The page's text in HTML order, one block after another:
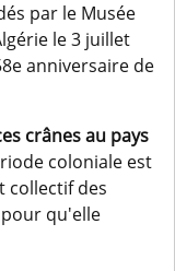
par le Musée
le 3 juillet
anniversaire de
crânes au pays
coloniale est
collectif des
qu'elle